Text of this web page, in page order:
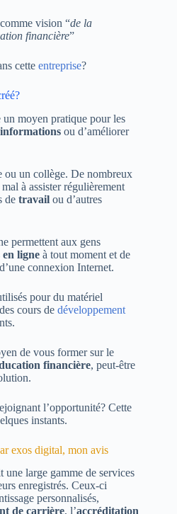
vision “de la
financière”
cette entreprise?
un moyen pratique pour les
ou d’améliorer
ou un collège. De nombreux
à assister régulièrement
de travail ou d’autres
permettent aux gens
en ligne à tout moment et de
connexion Internet.
pour du matériel
cours de développement
de vous former sur le
financière, peut-être
l’opportunité? Cette
instants.
exos digital, mon avis
large gamme de services
enregistrés. Ceux-ci
personnalisés,
de carrière, l’accréditation